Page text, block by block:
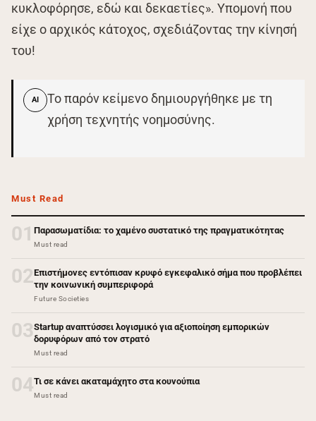
κυκλοφόρησε, εδώ και δεκαετίες». Υπομονή που
είχε ο αρχικός κάτοχος, σχεδιάζοντας την κίνησή
του!
AI
Το παρόν κείμενο δημιουργήθηκε με τη
χρήση τεχνητής νοημοσύνης.
Must Read
01 Παρασωματίδια: το χαμένο συστατικό της πραγματικότητας
Must read
02Επιστήμονες εντόπισαν κρυφό εγκεφαλικό σήμα που προβλέπει
την κοινωνική συμπεριφορά
Future Societies
03Startup αναπτύσσει λογισμικό για αξιοποίηση εμπορικών
δορυφόρων από τον στρατό
Must read
04Τι σε κάνει ακαταμάχητο στα κουνούπια
Must read